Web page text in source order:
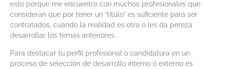
esto porque me encuentro con muchos profesionales que
consideran que por tener un “título” es suficiente para ser
contratados, cuando la realidad es otra o les da pereza
desarrollar los temas anteriores.
Para destacar tu perfil profesional o candidatura en un
proceso de selección de desarrollo interno o externo es